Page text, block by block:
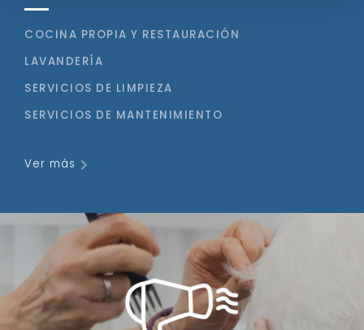
COCINA PROPIA Y RESTAURACIÓN
LAVANDERÍA
SERVICIOS DE LIMPIEZA
SERVICIOS DE MANTENIMIENTO
Ver más